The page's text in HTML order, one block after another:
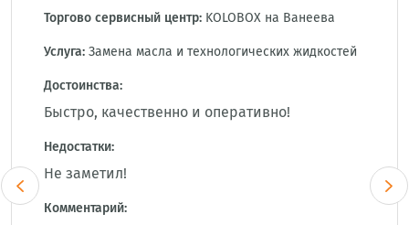
Торгово сервисный центр: KOLOBOX на Ванеева
Услуга: Замена масла и технологических жидкостей
Достоинства:
Быстро, качественно и оперативно!
Недостатки:
Не заметил!
Комментарий: